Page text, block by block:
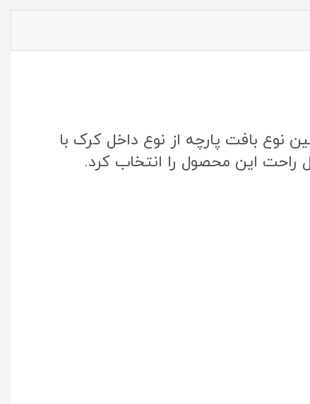
نوع بافت پارچه از نوع داخل کرک با
راحت این محصول را انتخاب کرد.